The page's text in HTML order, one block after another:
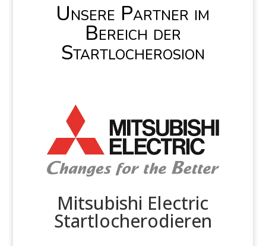
Unsere Partner im
Bereich der
Startlocherosion
Mitsubishi Electric
Startlocherodieren